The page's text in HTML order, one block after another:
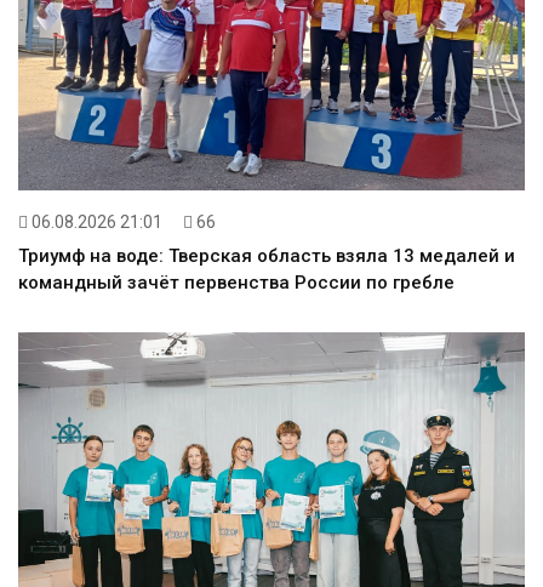
06.08.2026 21:01 66
Триумф на воде: Тверская область взяла 13 медалей и
командный зачёт первенства России по гребле